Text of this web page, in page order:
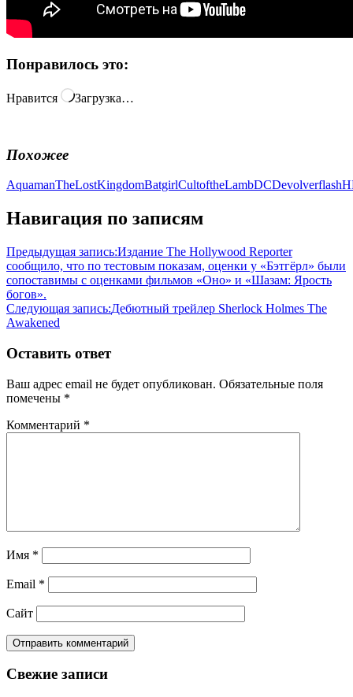
Понравилось это:
Нравится Загрузка…
Похожее
AquamanTheLostKingdomBatgirlCultoftheLambDCDevolverflash
Навигация по записям
Предыдущая запись:Издание The Hollywood Reporter
сообщило, что по тестовым показам, оценки у «Бэтгёрл» были
сопоставимы с оценками фильмов «Оно» и «Шазам: Ярость
богов».
Следующая запись:Дебютный трейлер Sherlock Holmes The
Awakened
Оставить ответ
Ваш адрес email не будет опубликован. Обязательные поля
помечены *
Комментарий *
Имя *
Email *
Сайт
Свежие записи